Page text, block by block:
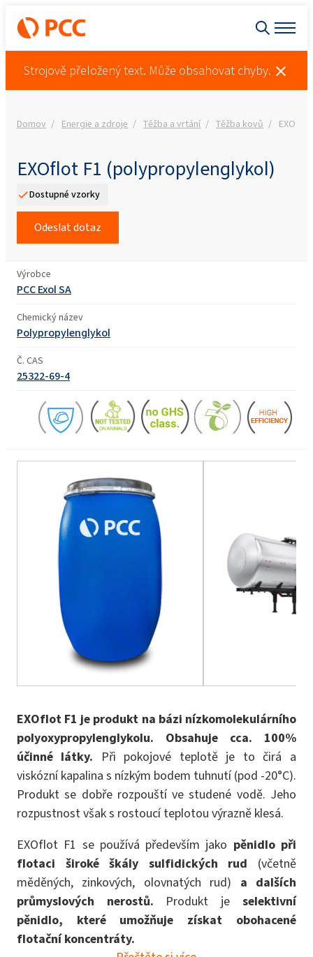
Strojově přeložený text. Může obsahovat chyby.
Domov Energie a zdroje Těžba a vrtání Těžba kovů
EXOflot F1 (polypropylenglykol)
Dostupné vzorky
Odeslat dotaz
Výrobce
PCC Exol SA
Chemický název
Polypropylenglykol
Č. CAS
25322-69-4
EXOflot F1 je produkt na bázi nízkomolekulárního
polyoxypropylenglykolu. Obsahuje cca. 100%
účinné látky. Při pokojové teplotě je to čirá a
viskózní kapalina s nízkým bodem tuhnutí (pod -20°C).
Produkt se dobře rozpouští ve studené vodě. Jeho
rozpustnost však s rostoucí teplotou výrazně klesá.
EXOflot F1 se používá především jako pěnidlo při
flotaci široké škály sulfidických rud (včetně
měděných, zinkových, olovnatých rud) a dalších
průmyslových nerostů. Produkt je selektivní
pěnidlo, které umožňuje získat obohacené
flotační koncentráty.